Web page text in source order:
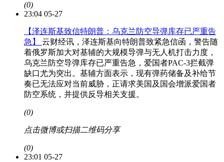
(0)
23:04 05-27
【泽连斯基致信特朗普：乌克兰防空导弹库存已严重告
急】 云财经讯，泽连斯基向特朗普致紧急信函，警告随
着俄罗斯加大对基辅的大规模导弹与无人机打击力度，
乌克兰防空导弹库存已严重告急，爱国者PAC-3拦截弹
缺口尤为突出。基辅方面表示，现有弹药储备及补给节
奏已无法应对当前威胁，正请求美国及国会增派爱国者
防空系统，并提供反导相关支援。
(0)
点击微博或扫描二维码分享
(0)
23:01 05-27